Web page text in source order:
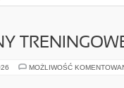
MOŻLIWOŚĆ